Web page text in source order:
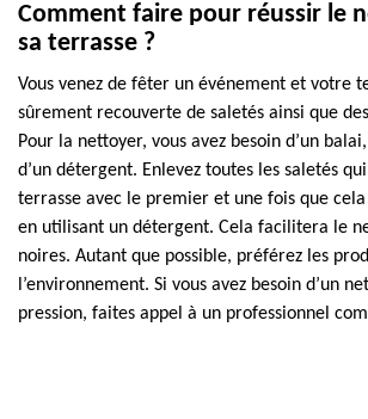
Comment faire pour réussir le
sa terrasse ?
Vous venez de fêter un événement et votre
sûrement recouverte de saletés ainsi que
Pour la nettoyer, vous avez besoin d’un
d’un détergent. Enlevez toutes les saletés
terrasse avec le premier et une fois que
en utilisant un détergent. Cela facilitera le
noires. Autant que possible, préférez les
l’environnement. Si vous avez besoin d’un
pression, faites appel à un professionnel